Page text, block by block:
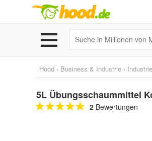
Hood › Business & Industrie ›
5L Übungsschaummittel
2 Bewertungen